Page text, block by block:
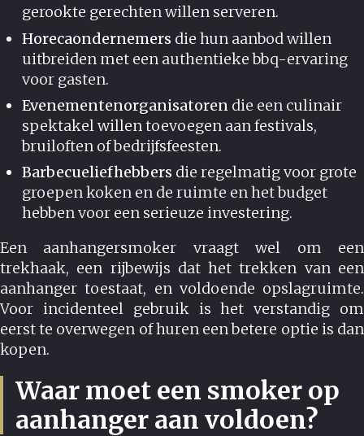
gerookte gerechten willen serveren.
Horecaondernemers die hun aanbod willen
uitbreiden met een authentieke bbq-ervaring
voor gasten.
Evenementenorganisatoren die een culinair
spektakel willen toevoegen aan festivals,
bruiloften of bedrijfsfeesten.
Barbecueliefhebbers die regelmatig voor grote
groepen koken en de ruimte en het budget
hebben voor een serieuze investering.
Een aanhangersmoker vraagt wel om een
trekhaak, een rijbewijs dat het trekken van een
aanhanger toestaat, en voldoende opslagruimte.
Voor incidenteel gebruik is het verstandig om
eerst te overwegen of huren een betere optie is dan
kopen.
Waar moet een smoker op
aanhanger aan voldoen?